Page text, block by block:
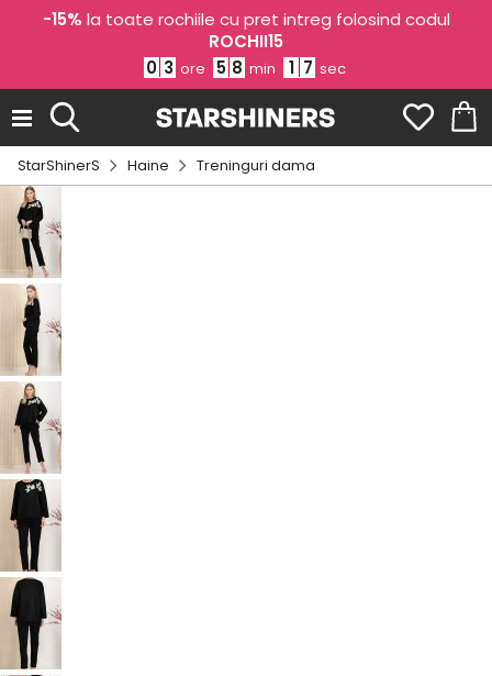
-15% la toate rochiile cu pret intreg folosind codul
ROCHII15
0 3 ore 5 8 min 1 4 sec
StarShinerS Haine Treninguri dama